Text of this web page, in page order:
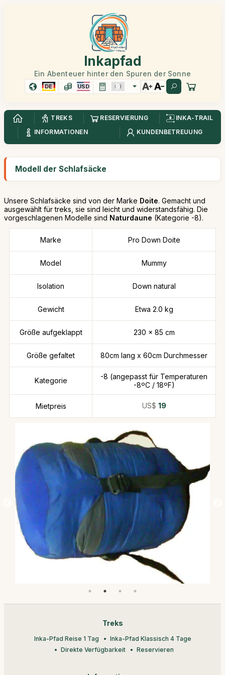
Inkapfad
Ein Abenteuer hinter den Spuren der Sonne
DE USD
TREKS RESERVIERUNG
INKA-TRAIL
INFORMATIONEN
KUNDENBETREUUNG
Modell der Schlafsäcke
Unsere Schlafsäcke sind von der Marke Doite. Gemacht und
ausgewählt für treks, sie sind leicht und widerstandsfähig. Die
vorgeschlagenen Modelle sind Naturdaune (Kategorie -8).
Marke Pro Down Doite
Model Mummy
Isolation Down natural
Gewicht Etwa 2.0 kg
Größe aufgeklappt 230 x 85 cm
Größe gefaltet 80cm lang x 60cm Durchmesser
Kategorie
-8 (angepasst für Temperaturen
-8ºC / 18ºF)
Mietpreis US$ 19
Treks
Inka-Pfad Reise 1 Tag
Inka-Pfad Klassisch 4 Tage
Direkte Verfügbarkeit
Reservieren